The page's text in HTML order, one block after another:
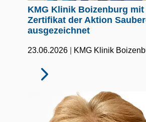
KMG Klinik Boizenburg mit
Zertifikat der Aktion
ausgezeichnet
23.06.2026 | KMG Klinik